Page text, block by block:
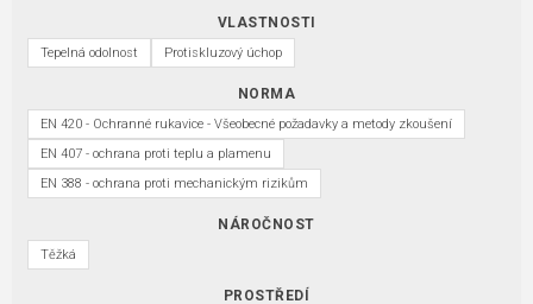
VLASTNOSTI
Tepelná odolnost Protiskluzový úchop
NORMA
EN 420 - Ochranné rukavice - Všeobecné požadavky a metody zkoušení
EN 407 - ochrana proti teplu a plamenu
EN 388 - ochrana proti mechanickým rizikům
NÁROČNOST
Těžká
PROSTŘEDÍ